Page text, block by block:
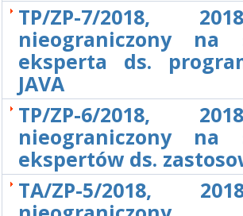
TP/ZP-7/2018,
nieograniczony na
eksperta ds.
JAVA
TP/ZP-6/2018,
nieograniczony na
ekspertów ds.
TA/ZP-5/2018,